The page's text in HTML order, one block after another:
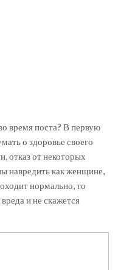
время поста? В первую
о здоровье своего
отказ от некоторых
навредить как женщине,
нормально, то
и не скажется